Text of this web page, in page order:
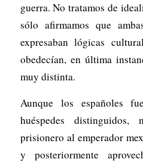
guerra. No tratamos de
sólo afirmamos que
expresaban lógicas
obedecían, en última
muy distinta.
Aunque los españoles
huéspedes
prisionero al emperador
y posteriormente